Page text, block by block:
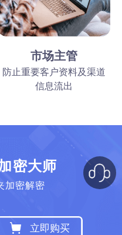
市场主管
防止重要客户资料及渠道
信息流出
密大师
加密解密
立即购买